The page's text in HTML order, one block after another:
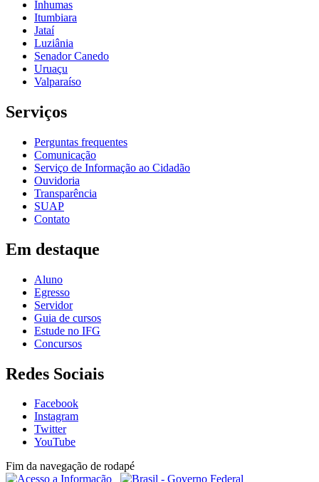
Inhumas
Itumbiara
Jataí
Luziânia
Senador Canedo
Uruaçu
Valparaíso
Serviços
Perguntas frequentes
Comunicação
Serviço de Informação ao Cidadão
Ouvidoria
Transparência
SUAP
Contato
Em destaque
Aluno
Egresso
Servidor
Guia de cursos
Estude no IFG
Concursos
Redes Sociais
Facebook
Instagram
Twitter
YouTube
Fim da navegação de rodapé